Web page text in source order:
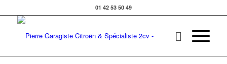
01 42 53 50 49